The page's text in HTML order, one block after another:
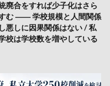
廃合をすれば少子化はさら
む ―― 学校規模と人間関係
悪しに因果関係はない / 私
校は学校数を増やしている